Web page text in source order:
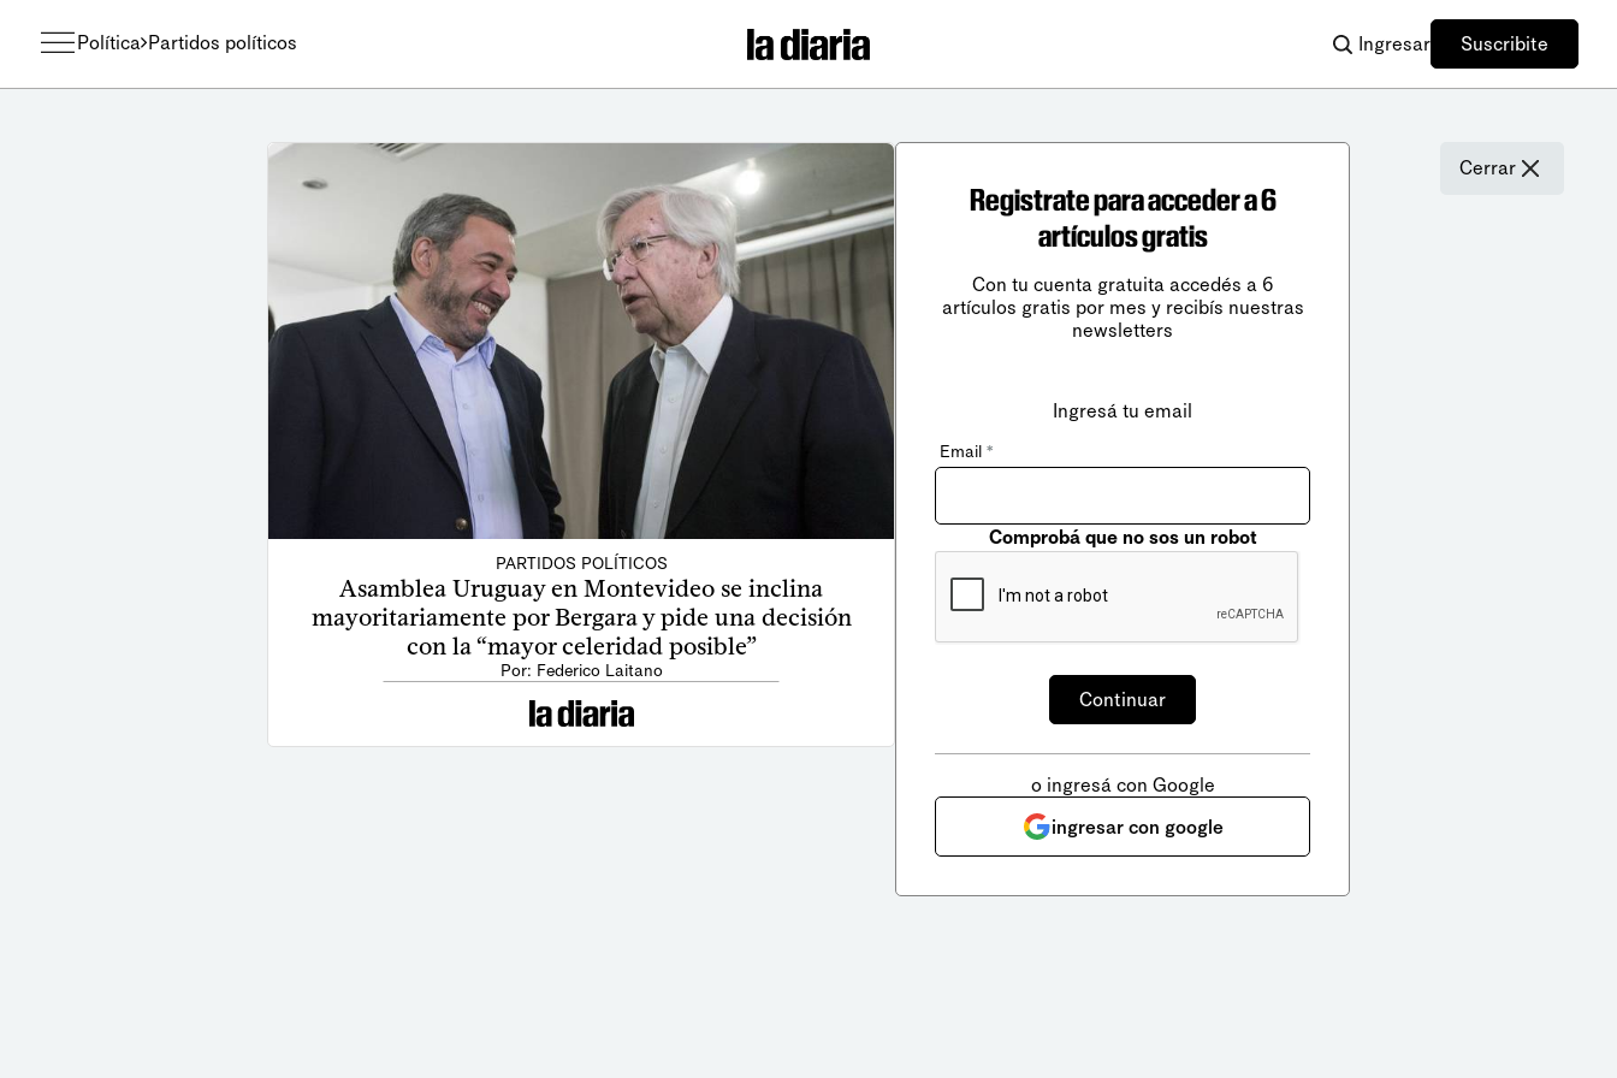
Política Partidos políticos Ingresar Suscribite
PARTIDOS POLÍTICOS
Asamblea Uruguay en Montevideo se inclina
mayoritariamente por Bergara y pide una decisión
con la “mayor celeridad posible”
Por: Federico Laitano
Cerrar
Registrate para acceder a 6
artículos gratis
Con tu cuenta gratuita accedés a 6
artículos gratis por mes y recibís nuestras
newsletters
Ingresá tu email
Email *
Comprobá que no sos un robot
o ingresá con Google
ingresar con google